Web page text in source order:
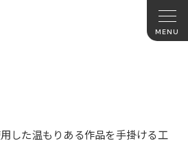
した温もりある作品を手掛ける工